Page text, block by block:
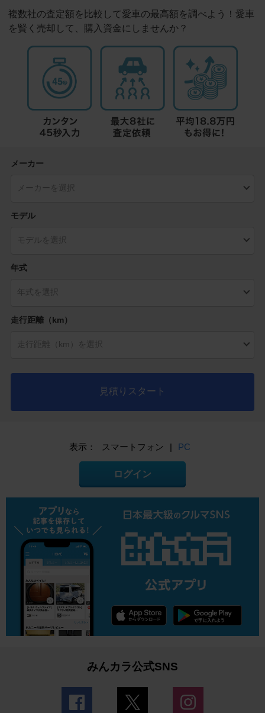
複数社の査定額を比較して愛車の最高額を調べよう！愛車
を賢く売却して、購入資金にしませんか？
メーカー
モデル
年式
走行距離（km）
見積りスタート
表示： スマートフォン | PC
ログイン
みんカラ公式SNS